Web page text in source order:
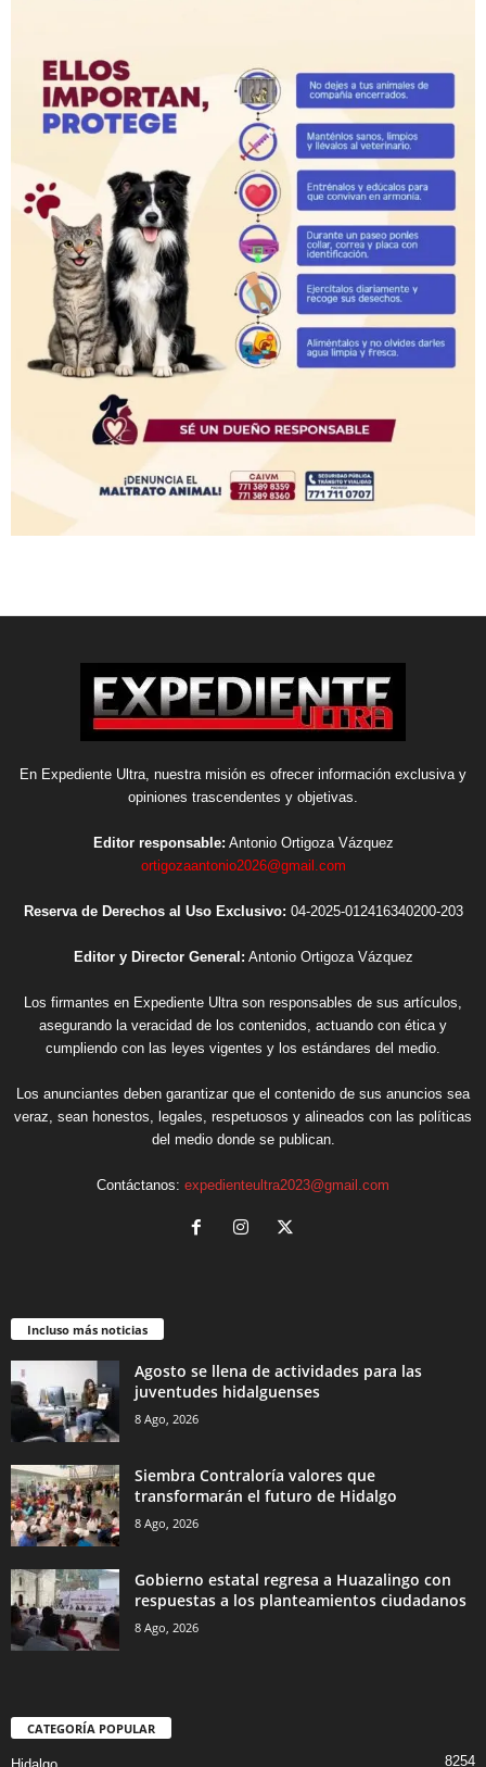
En Expediente Ultra, nuestra misión es ofrecer información exclusiva y
opiniones trascendentes y objetivas.
Editor responsable: Antonio Ortigoza Vázquez
ortigozaantonio2026@gmail.com
Reserva de Derechos al Uso Exclusivo: 04-2025-012416340200-203
Editor y Director General: Antonio Ortigoza Vázquez
Los firmantes en Expediente Ultra son responsables de sus artículos,
asegurando la veracidad de los contenidos, actuando con ética y
cumpliendo con las leyes vigentes y los estándares del medio.
Los anunciantes deben garantizar que el contenido de sus anuncios sea
veraz, sean honestos, legales, respetuosos y alineados con las políticas
del medio donde se publican.
Contáctanos: expedienteultra2023@gmail.com
Incluso más noticias
Agosto se llena de actividades para las
juventudes hidalguenses
8 Ago, 2026
Siembra Contraloría valores que
transformarán el futuro de Hidalgo
8 Ago, 2026
Gobierno estatal regresa a Huazalingo con
respuestas a los planteamientos ciudadanos
8 Ago, 2026
CATEGORÍA POPULAR
8254